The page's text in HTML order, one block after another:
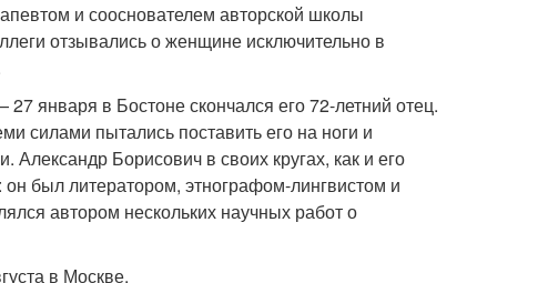
и сооснователем авторской школы
отзывались о женщине исключительно в
января в Бостоне скончался его 72-летний отец.
силами пытались поставить его на ноги и
Александр Борисович в своих кругах, как и его
был литератором, этнографом-лингвистом и
автором нескольких научных работ о
в Москве.